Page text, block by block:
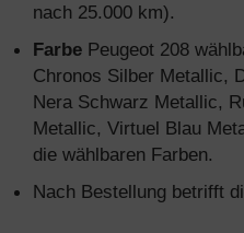
nach 25.000 km).
Farbe Peugeot 208
Chronos Silber Metallic,
Nera Schwarz Metallic,
Metallic, Virtuel Blau
die wählbaren Farben.
Nach Bestellung betrifft